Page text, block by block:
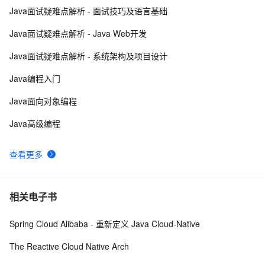
8 方块人 Java并发——volatile关键字
10java中两种添加监听器的策略
查看更多
Java面试疑难点解析 - 面试技巧及语言基础
Java面试疑难点解析 - Java Web开发
Java面试疑难点解析 - 系统架构及项目设计
Java编程入门
Java面向对象编程
Java高级编程
相关电子书
Spring Cloud Alibaba - 重新定义 Java Cloud-Native
The Reactive Cloud Native Arch